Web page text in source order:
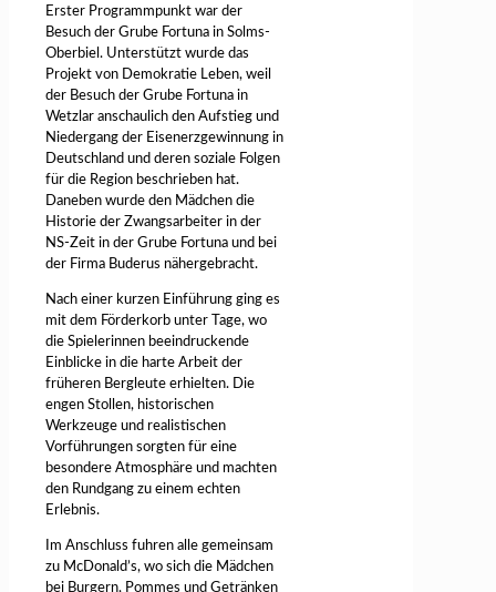
Erster Programmpunkt war der
Besuch der Grube Fortuna in Solms-
Oberbiel. Unterstützt wurde das
Projekt von Demokratie Leben, weil
der Besuch der Grube Fortuna in
Wetzlar anschaulich den Aufstieg und
Niedergang der Eisenerzgewinnung in
Deutschland und deren soziale Folgen
für die Region beschrieben hat.
Daneben wurde den Mädchen die
Historie der Zwangsarbeiter in der
NS-Zeit in der Grube Fortuna und bei
der Firma Buderus nähergebracht.
Nach einer kurzen Einführung ging es
mit dem Förderkorb unter Tage, wo
die Spielerinnen beeindruckende
Einblicke in die harte Arbeit der
früheren Bergleute erhielten. Die
engen Stollen, historischen
Werkzeuge und realistischen
Vorführungen sorgten für eine
besondere Atmosphäre und machten
den Rundgang zu einem echten
Erlebnis.
Im Anschluss fuhren alle gemeinsam
zu McDonald’s, wo sich die Mädchen
bei Burgern, Pommes und Getränken